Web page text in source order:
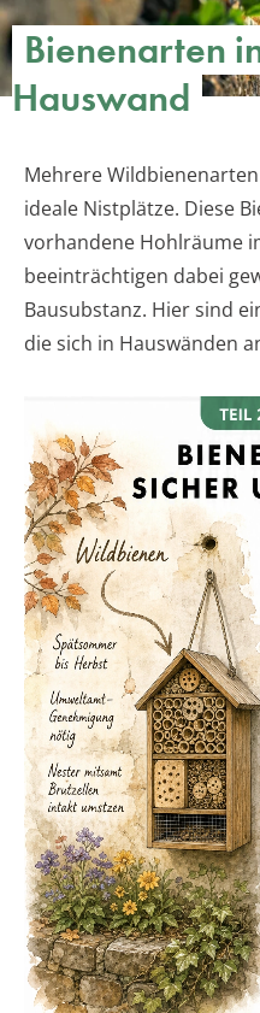
Bienenarten
Hauswand
Mehrere
ideale Nistplätze. Diese
vorhandene Hohlräume
beeinträchtigen dabei
Bausubstanz. Hier sind
die sich in Hauswänden